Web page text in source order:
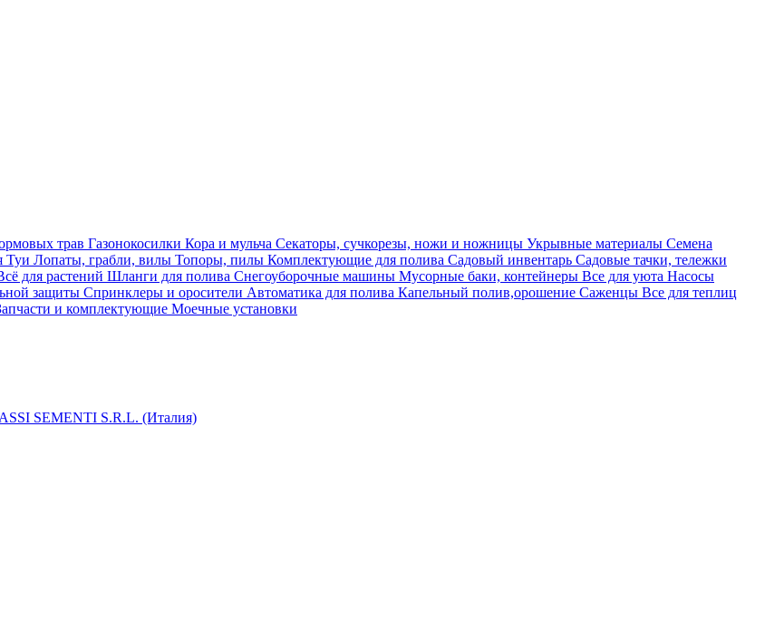
трав Газонокосилки Кора и мульча Секаторы, сучкорезы, ножи и ножницы Укрывные материалы Семена
Туи Лопаты, грабли, вилы Топоры, пилы Комплектующие для полива Садовый инвентарь Садовые тачки, тележки
для растений Шланги для полива Снегоуборочные машины Мусорные баки, контейнеры Все для уюта Насосы
защиты Спринклеры и оросители Автоматика для полива Капельный полив,орошение Саженцы Все для теплиц
и комплектующие Моечные установки
SEMENTI S.R.L. (Италия)